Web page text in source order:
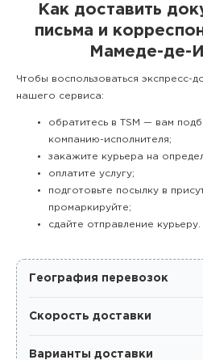
Как доставить
письма и
Мамеде-де-
Чтобы воспользоваться экспресс-
нашего сервиса:
обратитесь в TSM — вам
компанию-исполнителя;
закажите курьера на
оплатите услугу;
подготовьте посылку в
промаркируйте;
сдайте отправление курьеру.
География перевозок
Скорость доставки
Варианты доставки